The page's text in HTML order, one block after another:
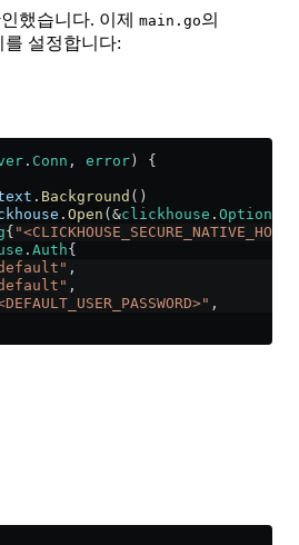
했습니다. 이제 main.go의
를 설정합니다:
. Conn , error ) {
. Background ()
. Open ( &clickhouse . Options
{
. Auth{
,
,
,